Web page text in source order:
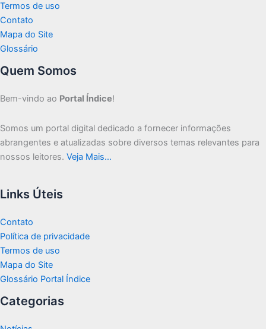
Termos de uso
Contato
Mapa do Site
Glossário
Quem Somos
Bem-vindo ao Portal Índice!
Somos um portal digital dedicado a fornecer informações
abrangentes e atualizadas sobre diversos temas relevantes para
nossos leitores. Veja Mais…
Links Úteis
Contato
Política de privacidade
Termos de uso
Mapa do Site
Glossário Portal Índice
Categorias